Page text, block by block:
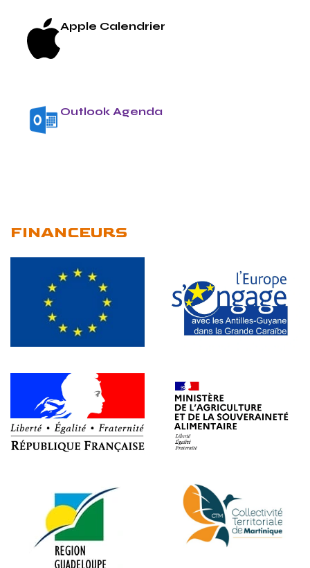
Apple Calendrier
Outlook Agenda
FINANCEURS